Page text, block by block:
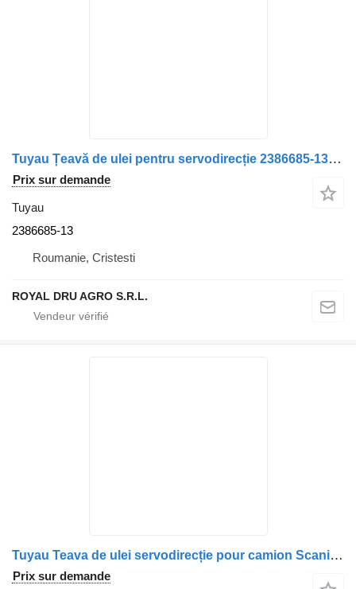
Tuyau Țeavă de ulei pentru servodirecție 2386685-13 pour camion Scania
Prix sur demande
Tuyau
2386685-13
Roumanie, Cristesti
ROYAL DRU AGRO S.R.L.
Tuyau Teava de ulei servodirecție pour camion Scania – 1924461
Prix sur demande